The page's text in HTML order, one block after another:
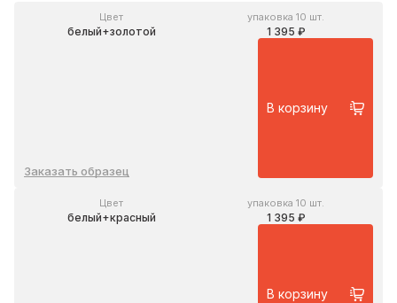
Цвет
белый+золотой
упаковка 10 шт.
1 395 ₽
Заказать образец
В корзину
Цвет
белый+красный
упаковка 10 шт.
1 395 ₽
В корзину